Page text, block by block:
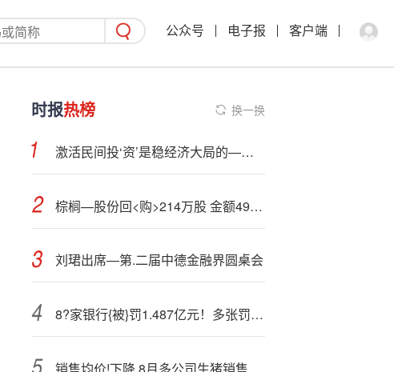
公众号 电子报 客户端
时报热榜 换一换
激活民间投‘资’是稳经济大局的—关键落子
棕榈—股份回<购>214万股 金额498万元
刘珺出席—第.二届中德金融界圆桌会
8?家银行{被}罚1.487亿元！多张罚单，集中公布